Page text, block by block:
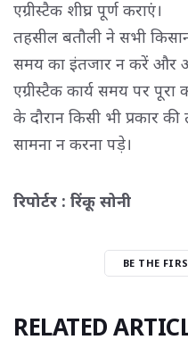
एग्रीस्टैक शीघ्र पूर्ण कराएं।
तहसील बतौली ने सभी
समय का इंतजार न करें और
एग्रीस्टैक कार्य समय पर
के दौरान किसी भी प्रकार
सामना न करना पड़े।
रिपोर्टर : रिंकू सोनी
BE THE
RELATED